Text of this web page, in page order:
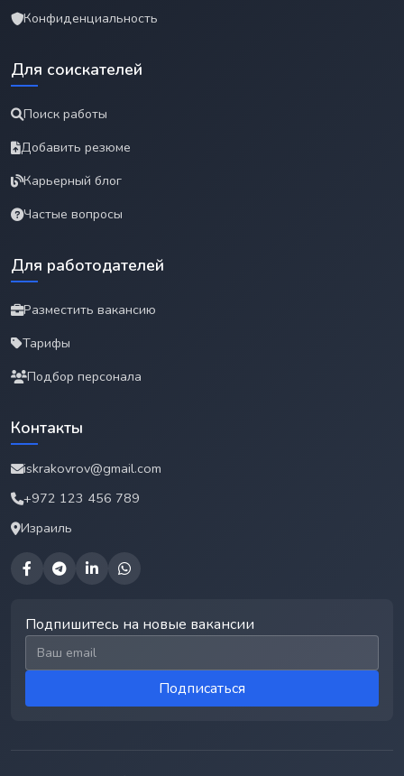
Конфиденциальность
Для соискателей
Поиск работы
Добавить резюме
Карьерный блог
Частые вопросы
Для работодателей
Разместить вакансию
Тарифы
Подбор персонала
Контакты
iskrakovrov@gmail.com
+972 123 456 789
Израиль
Подпишитесь на новые вакансии
Email для подписки
Подписаться